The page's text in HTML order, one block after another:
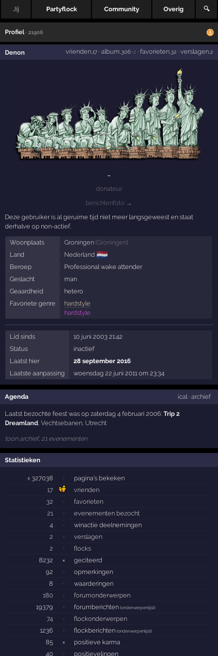
Jij Partyflock Community Overig 🔍
Profiel · 21906
Denon vrienden,17· album ,306+2 · favorieten,32 · verslagen,2
..
donateur
berichtenfoto →
Deze gebruiker is al geruime tijd niet meer langsgeweest en staat
derhalve op non-actief.
Woonplaats Groningen (Groningen)
Land
Nederland 🇳🇱
Beroep
Professional wake attender
Geslacht
man
Geaardheid
hetero
Favoriete genre
hardstyle
hardstyle
Lid sinds
10 juni 2003 21:42
Status
inactief
Laatst hier
28 september 2016
Laatste aanpassing
woensdag 22 juni 2011 om 23:34
Agenda ical· archief
Laatst bezochte feest was op zaterdag 4 februari 2006:Trip 2
Dreamland ,Vechtsebanen Utrecht
toon archief, 21 evenementen
Statistieken
± 327038 ·
pagina's bekeken
17
vrienden
32
·
favorieten
21
·
evenementen bezocht
4
·
winactie deelnemingen
2
·
verslagen
2
·
flocks
8232
×
geciteerd
92
·
opmerkingen
8
·
waarderingen
180
·
forumonderwerpen
19379
· forumberichten(onderwerpenlijst)
74 ·
flockonderwerpen
1236
· flockberichten(onderwerpenlijst)
85 ×
positieve karma
40
· positievelingen